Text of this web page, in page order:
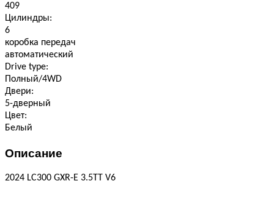
409
Цилиндры:
6
коробка передач
автоматический
Drive type:
Полный/4WD
Двери:
5-дверный
Цвет:
Белый
Описание
2024 LC300 GXR-E 3.5TT V6